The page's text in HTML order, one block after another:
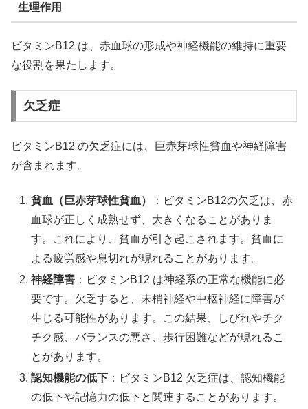
生理作用
ビタミンB12 は、赤血球の形成や神経機能の維持に重要
な役割を果たします。
欠乏症
ビタミンB12 の欠乏症には、巨赤芽球性貧血や神経障害
が含まれます。
貧血（巨赤芽球性貧血）
：ビタミンB12の欠乏は、赤
血球が正しく成熟せず、大きくなることがありま
す。これにより、貧血が引き起こされます。貧血に
よる疲労感や息切れが現れることがあります。
神経障害 ：ビタミンB12 は神経系の正常な機能に必
要です。欠乏すると、末梢神経や中枢神経に障害が
生じる可能性があります。この結果、しびれやチク
チク感、バランスの悪さ、歩行困難などが現れるこ
とがあります。
認知機能の低下 ：ビタミンB12 欠乏症は、認知機能
の低下や記憶力の低下と関連することがあります。